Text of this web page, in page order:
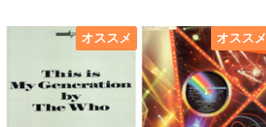
オススメ オススメ